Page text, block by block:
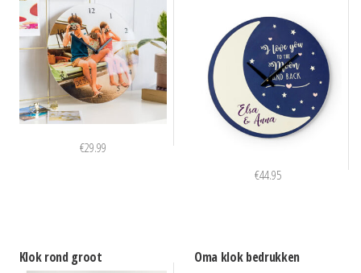
€29.99
€44.95
Klok rond groot Oma klok bedrukken